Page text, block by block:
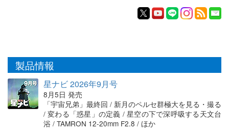
製品情報
星ナビ 2026年9月号
8月5日 発売
「宇宙兄弟」最終回 / 新月のペルセ群極大を見る・撮る
/ 変わる「惑星」の定義 / 星空の下で深呼吸する天文台
浴 / TAMRON 12-20mm F2.8 / ほか